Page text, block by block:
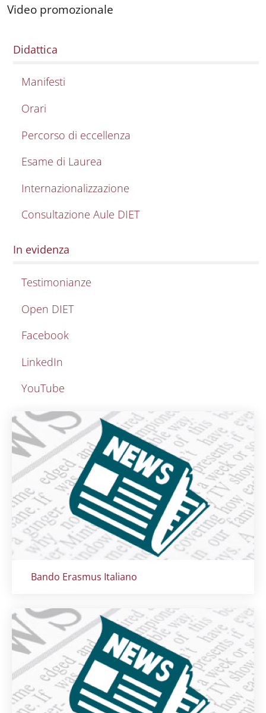
Video promozionale
Didattica
Manifesti
Orari
Percorso di eccellenza
Esame di Laurea
Internazionalizzazione
Consultazione Aule DIET
In evidenza
Testimonianze
Open DIET
Facebook
LinkedIn
YouTube
Titolo card:
Bando Erasmus Italiano